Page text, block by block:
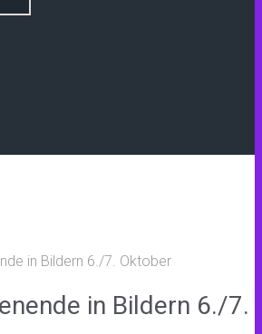
in Bildern 6./7. Oktober
in Bildern 6./7.